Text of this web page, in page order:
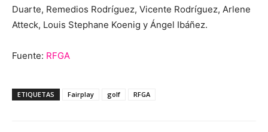
Duarte, Remedios Rodríguez, Vicente Rodríguez, Arlene
Atteck, Louis Stephane Koenig y Ángel Ibáñez.
Fuente: RFGA
ETIQUETAS Fairplay golf RFGA